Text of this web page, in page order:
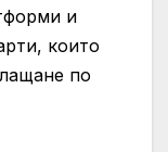
и
които
по